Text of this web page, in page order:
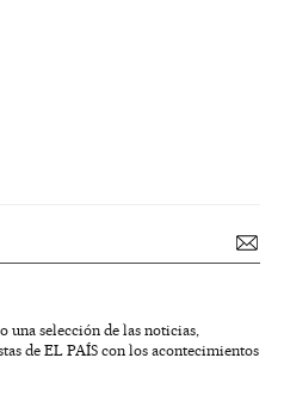
una selección de las noticias,
de EL PAÍS con los acontecimientos